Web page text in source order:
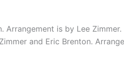
Arrangement is by Lee
and Eric Brenton.